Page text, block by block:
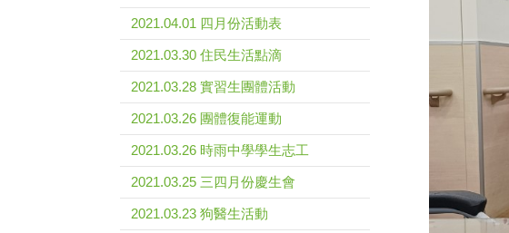
2021.04.01 四月份活動表
2021.03.30 住民生活點滴
2021.03.28 實習生團體活動
2021.03.26 團體復能運動
2021.03.26 時雨中學學生志工
2021.03.25 三四月份慶生會
2021.03.23 狗醫生活動